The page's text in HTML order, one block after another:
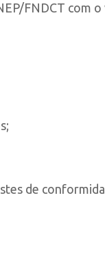
FNDCT com
de